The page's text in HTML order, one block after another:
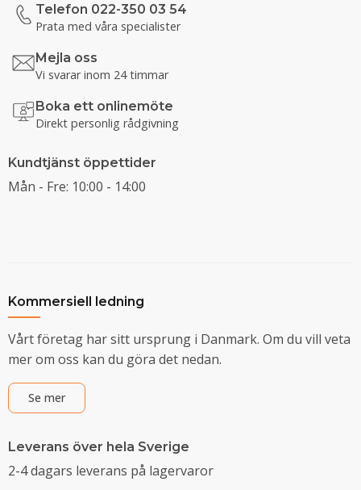
Telefon 022-350 03 54
Prata med våra specialister
Mejla oss
Vi svarar inom 24 timmar
Boka ett onlinemöte
Direkt personlig rådgivning
Kundtjänst öppettider
Mån - Fre: 10:00 - 14:00
Kommersiell ledning
Vårt företag har sitt ursprung i Danmark. Om du vill veta
mer om oss kan du göra det nedan.
Se mer
Leverans över hela Sverige
2-4 dagars leverans på lagervaror